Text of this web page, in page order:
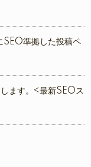
SEO準拠した投稿ペ
ます。<最新SEOス